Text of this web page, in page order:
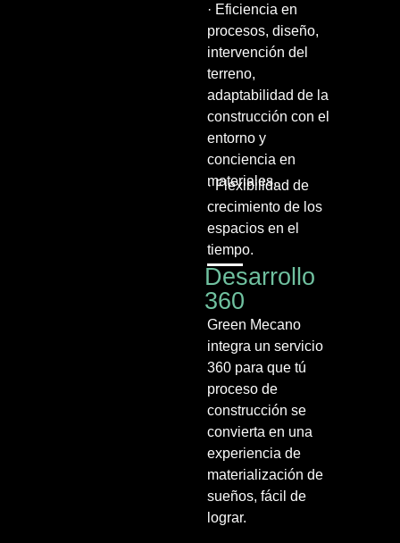
· Eficiencia en
procesos, diseño,
intervención del
terreno,
adaptabilidad de la
construcción con el
entorno y
conciencia en
materiales.
· Flexibilidad de
crecimiento de los
espacios en el
tiempo.
Desarrollo
360
Green Mecano
integra un servicio
360 para que tú
proceso de
construcción se
convierta en una
experiencia de
materialización de
sueños, fácil de
lograr.